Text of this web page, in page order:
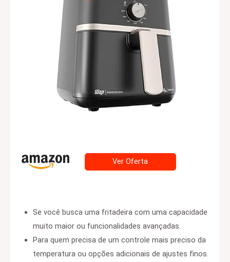
Ver Oferta
Se você busca uma fritadeira com uma capacidade
muito maior ou funcionalidades avançadas.
Para quem precisa de um controle mais preciso da
temperatura ou opções adicionais de ajustes finos.